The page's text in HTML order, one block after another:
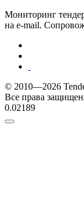
Мониторинг
на e-mail.
© 2010—2026
Все права
0.02189